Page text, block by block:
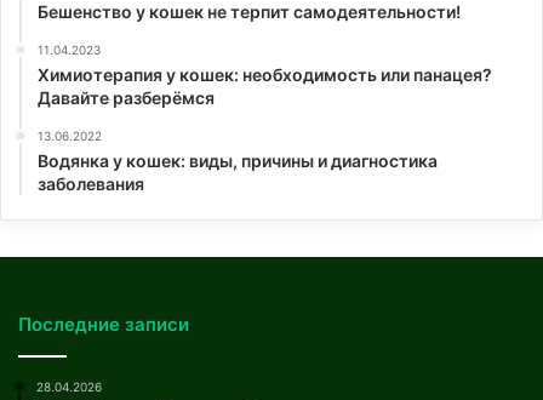
Бешенство у кошек не терпит самодеятельности!
11.04.2023
Химиотерапия у кошек: необходимость или панацея?
Давайте разберёмся
13.06.2022
Водянка у кошек: виды, причины и диагностика
заболевания
Последние записи
28.04.2026